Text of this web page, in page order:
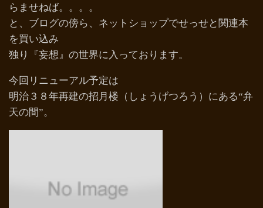
らませねば。。。。
と、ブログの傍ら、ネットショップでせっせと関連本
を買い込み
独り『妄想』の世界に入っております。
今回リニューアル予定は
明治３８年再建の招月楼（しょうげつろう）にある“弁
天の間”。